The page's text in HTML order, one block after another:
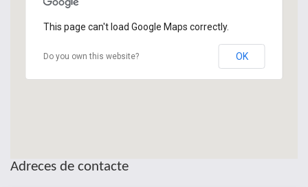
This page can't load Google Maps correctly.
Do you own this website? OK
Adreces de contacte